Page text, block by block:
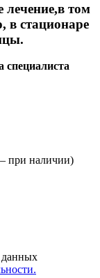
лечение,в том
в стационаре
специалиста
при наличии)
данных